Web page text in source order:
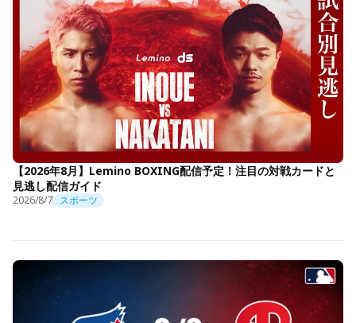
【2026年8月】Lemino BOXING配信予定！注目の対戦カードと
見逃し配信ガイド
2026/8/7 スポーツ